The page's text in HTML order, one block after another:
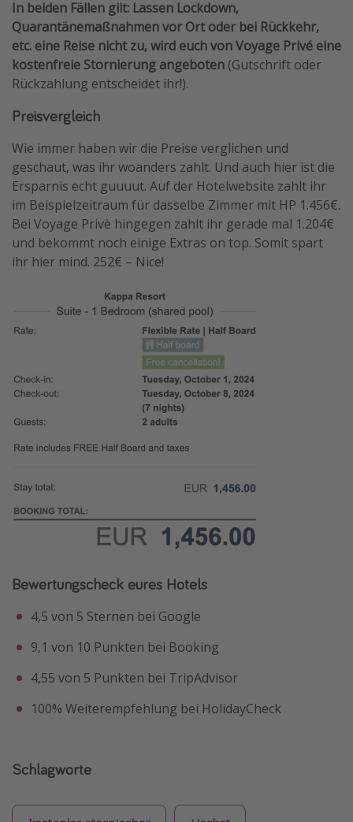
In beiden Fällen gilt: Lassen Lockdown,
Quarantänemaßnahmen vor Ort oder bei Rückkehr,
etc. eine Reise nicht zu, wird euch von Voyage Privé eine
kostenfreie Stornierung angeboten (Gutschrift oder
Rückzahlung entscheidet ihr!).
Preisvergleich
Wie immer haben wir die Preise verglichen und
geschaut, was ihr woanders zahlt. Und auch hier ist die
Ersparnis echt guuuut. Auf der Hotelwebsite zahlt ihr
im Beispielzeitraum für dasselbe Zimmer mit HP 1.456€.
Bei Voyage Privè hingegen zahlt ihr gerade mal 1.204€
und bekommt noch einige Extras on top. Somit spart
ihr hier mind. 252€ – Nice!
Bewertungscheck eures Hotels
4,5 von 5 Sternen bei Google
9,1 von 10 Punkten bei Booking
4,55 von 5 Punkten bei TripAdvisor
100% Weiterempfehlung bei HolidayCheck
Schlagworte